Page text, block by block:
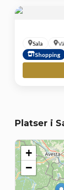
Sala
Shopping
Platser i
+
−